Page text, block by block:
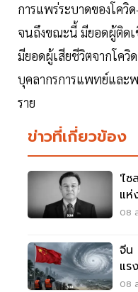
การแพร่ระบาดของโควิ
จนถึงขณะนี้ มียอดผู้ติดเ
มียอดผู้เสียชีวิตจากโควิ
บุคลากรการแพทย์และ
ราย
ข่าวที่เกี่ยวข้อง
'ไ
แห่
08
จีน
แร
08